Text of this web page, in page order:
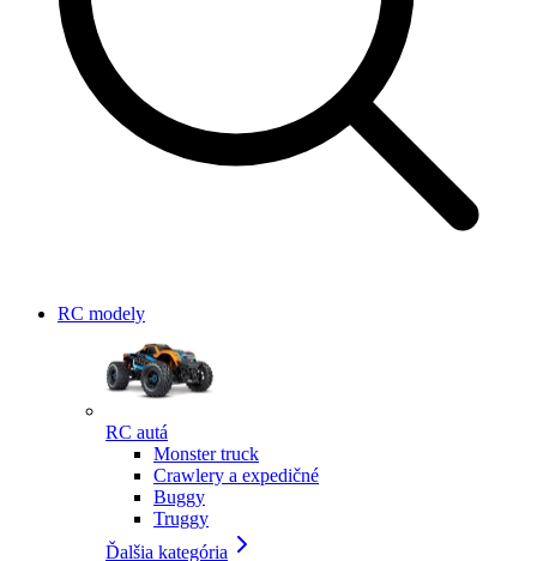
RC modely
RC autá
Monster truck
Crawlery a expedičné
Buggy
Truggy
Ďalšia kategória